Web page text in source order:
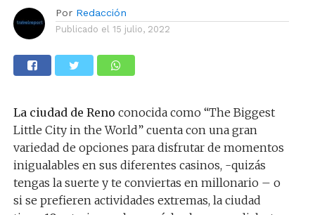
Por Redacción
Publicado el 15 julio, 2022
La ciudad de Reno conocida como “The Biggest
Little City in the World” cuenta con una gran
variedad de opciones para disfrutar de momentos
inigualables en sus diferentes casinos, -quizás
tengas la suerte y te conviertas en millonario – o
si se prefieren actividades extremas, la ciudad